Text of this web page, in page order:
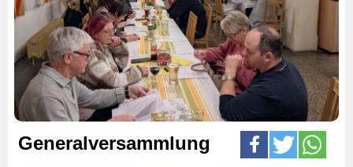
Generalversammlung